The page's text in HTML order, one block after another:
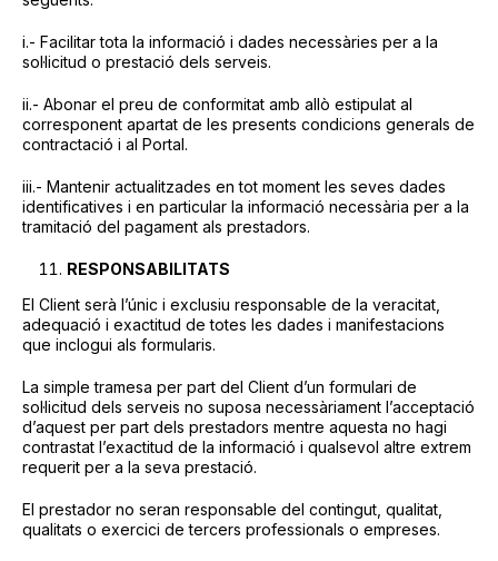
i.- Facilitar tota la informació i dades necessàries per a la
sol·licitud o prestació dels serveis.
ii.- Abonar el preu de conformitat amb allò estipulat al
corresponent apartat de les presents condicions generals de
contractació i al Portal.
iii.- Mantenir actualitzades en tot moment les seves dades
identificatives i en particular la informació necessària per a la
tramitació del pagament als prestadors.
RESPONSABILITATS
El Client serà l’únic i exclusiu responsable de la veracitat,
adequació i exactitud de totes les dades i manifestacions
que inclogui als formularis.
La simple tramesa per part del Client d’un formulari de
sol·licitud dels serveis no suposa necessàriament l’acceptació
d’aquest per part dels prestadors mentre aquesta no hagi
contrastat l’exactitud de la informació i qualsevol altre extrem
requerit per a la seva prestació.
El prestador no seran responsable del contingut, qualitat,
qualitats o exercici de tercers professionals o empreses.